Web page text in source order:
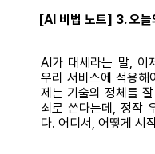
[AI 비법 노트] 3. 오늘
AI가 대세라는 말, 이
우리 서비스에 적용해
제는 기술의 정체를
쇠로 쓴다는데, 정작
다. 어디서, 어떻게 시